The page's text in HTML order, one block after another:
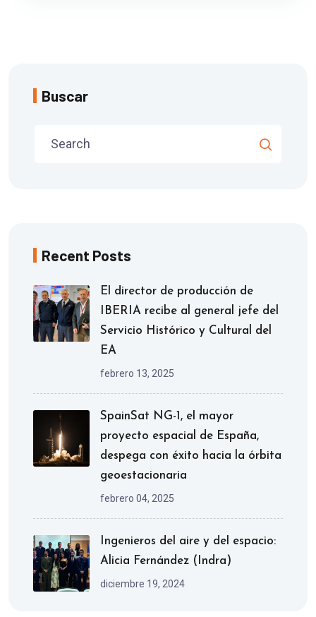
Buscar
Recent Posts
El director de producción de
IBERIA recibe al general jefe del
Servicio Histórico y Cultural del
EA
febrero 13, 2025
SpainSat NG-1, el mayor
proyecto espacial de España,
despega con éxito hacia la órbita
geoestacionaria
febrero 04, 2025
Ingenieros del aire y del espacio:
Alicia Fernández (Indra)
diciembre 19, 2024